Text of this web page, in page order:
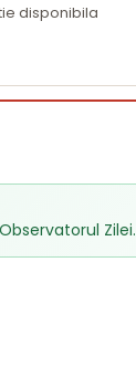
disponibila
Observatorul Zilei.